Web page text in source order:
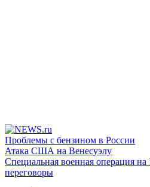
Проблемы с бензином в России
Атака США на Венесуэлу
Специальная военная операция
переговоры